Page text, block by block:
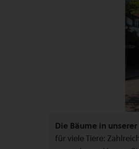
Die Bäume in
für viele Tiere: